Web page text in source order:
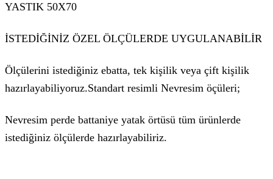
YASTIK 50X70
İSTEDİĞİNİZ ÖZEL ÖLÇÜLERDE UYGULANABİLİR
Ölçülerini istediğiniz ebatta, tek kişilik veya çift kişilik
hazırlayabiliyoruz.Standart resimli Nevresim öçüleri;
Nevresim perde battaniye yatak örtüsü tüm ürünlerde
istediğiniz ölçülerde hazırlayabiliriz.